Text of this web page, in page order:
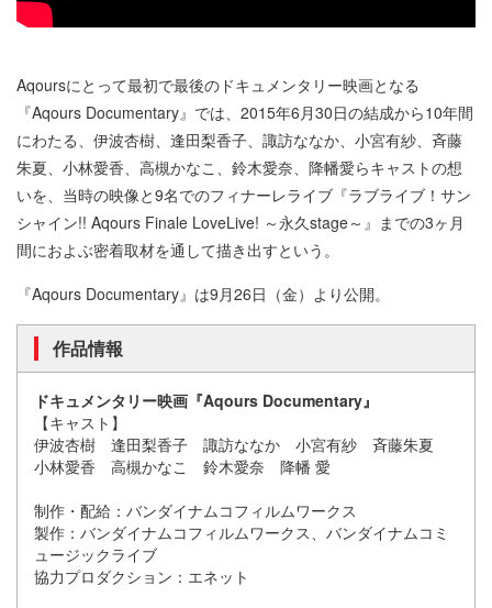
Aqoursにとって最初で最後のドキュメンタリー映画となる
『Aqours Documentary』では、2015年6月30日の結成から10年間
にわたる、伊波杏樹、逢田梨香子、諏訪ななか、小宮有紗、斉藤
朱夏、小林愛香、高槻かなこ、鈴木愛奈、降幡愛らキャストの想
いを、当時の映像と9名でのフィナーレライブ『ラブライブ！サン
シャイン!! Aqours Finale LoveLive! ～永久stage～』までの3ヶ月
間におよぶ密着取材を通して描き出すという。
『Aqours Documentary』は9月26日（金）より公開。
作品情報
ドキュメンタリー映画『Aqours Documentary』
【キャスト】
伊波杏樹 逢田梨香子 諏訪ななか 小宮有紗 斉藤朱夏
小林愛香 高槻かなこ 鈴木愛奈 降幡 愛
制作・配給：バンダイナムコフィルムワークス
製作：バンダイナムコフィルムワークス、バンダイナムコミ
ュージックライブ
協力プロダクション：エネット